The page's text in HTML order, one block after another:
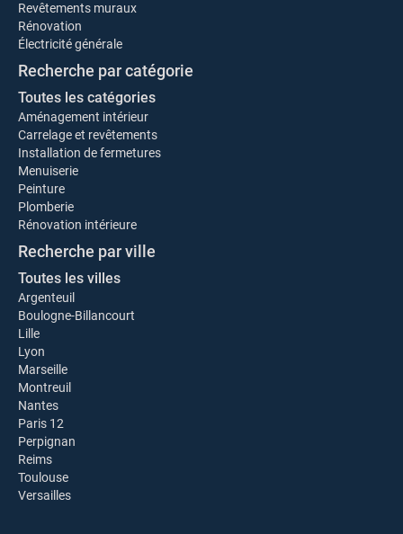
Revêtements muraux
Rénovation
Électricité générale
Recherche par catégorie
Toutes les catégories
Aménagement intérieur
Carrelage et revêtements
Installation de fermetures
Menuiserie
Peinture
Plomberie
Rénovation intérieure
Recherche par ville
Toutes les villes
Argenteuil
Boulogne-Billancourt
Lille
Lyon
Marseille
Montreuil
Nantes
Paris 12
Perpignan
Reims
Toulouse
Versailles